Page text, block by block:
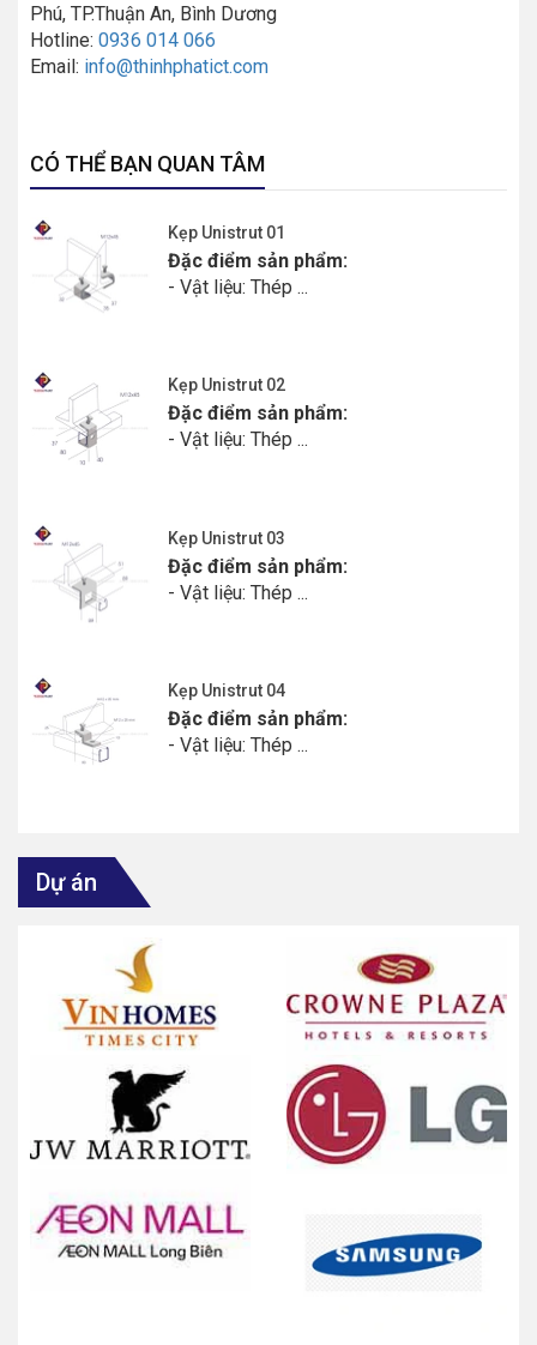
Phú, TP.Thuận An, Bình Dương
Hotline: 0936 014 066
Email: info@thinhphatict.com
CÓ THỂ BẠN QUAN TÂM
Kẹp Unistrut 01
Đặc điểm sản phẩm:
- Vật liệu: Thép ...
Kẹp Unistrut 02
Đặc điểm sản phẩm:
- Vật liệu: Thép ...
Kẹp Unistrut 03
Đặc điểm sản phẩm:
- Vật liệu: Thép ...
Kẹp Unistrut 04
Đặc điểm sản phẩm:
- Vật liệu: Thép ...
Dự án